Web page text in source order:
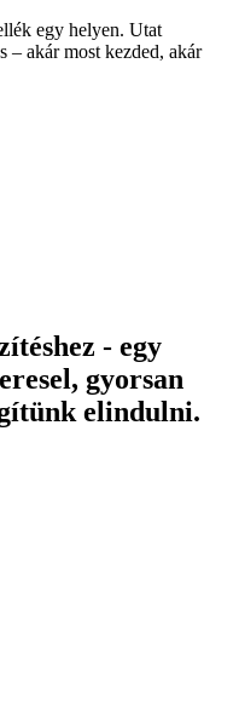
egy helyen. Utat
– akár most kezded, akár
- egy
gyorsan
elindulni.